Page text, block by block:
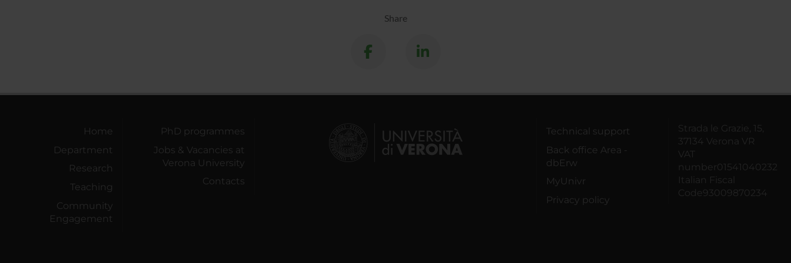
Share
Home
Department
Research
Teaching
Community
Engagement
PhD programmes
Jobs & Vacancies at
Verona University
Contacts
Technical support
Back office Area -
dbErw
MyUnivr
Privacy policy
Strada le Grazie, 15,
37134 Verona VR
VAT
number01541040232
Italian Fiscal
Code93009870234